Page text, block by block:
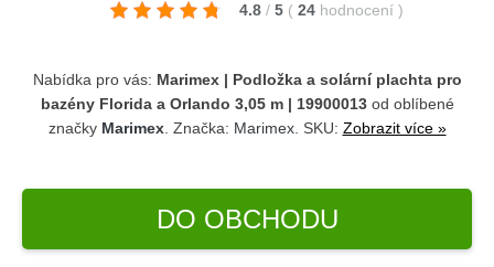
4.8 / 5 ( 24 hodnocení )
Nabídka pro vás: Marimex | Podložka a solární plachta pro
bazény Florida a Orlando 3,05 m | 19900013od oblíbené
značky Marimex. Značka: Marimex. SKU: Zobrazit více »
DO OBCHODU